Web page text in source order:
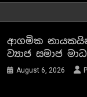
ආගමික
ව්‍යාජ සමාජ
August 6, 2026